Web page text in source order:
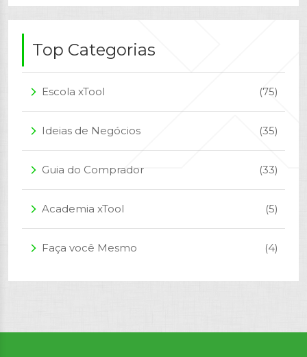
Top Categorias
arrow_forward_ios Escola xTool (75)
arrow_forward_ios Ideias de Negócios (35)
arrow_forward_ios Guia do Comprador (33)
arrow_forward_ios Academia xTool (5)
arrow_forward_ios Faça você Mesmo (4)